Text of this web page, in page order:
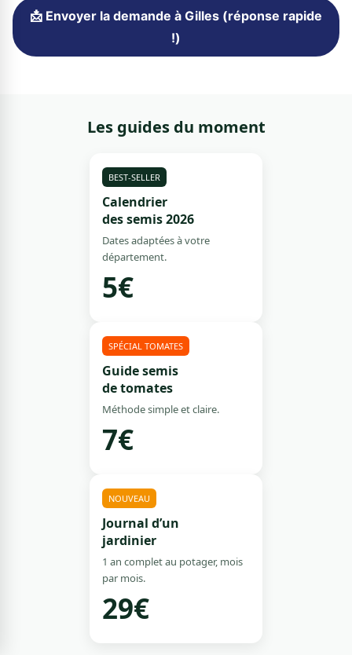
📩 Envoyer la demande à Gilles (réponse rapide
!)
Les guides du moment
BEST-SELLER
Calendrier
des semis 2026
Dates adaptées à votre
département.
5€
SPÉCIAL TOMATES
Guide semis
de tomates
Méthode simple et claire.
7€
NOUVEAU
Journal d’un
jardinier
1 an complet au potager, mois
par mois.
29€